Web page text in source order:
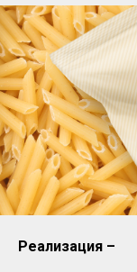
Реализация –